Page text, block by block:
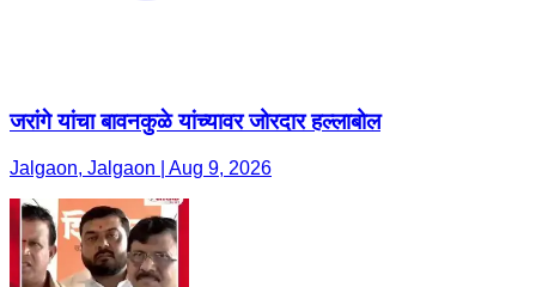
जरांगे यांचा बावनकुळे यांच्यावर जोरदार हल्लाबोल
Jalgaon, Jalgaon | Aug 9, 2026